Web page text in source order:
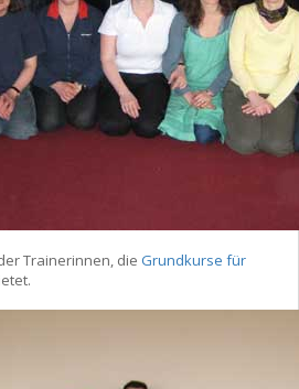
Trainerinnen, die Grundkurse für